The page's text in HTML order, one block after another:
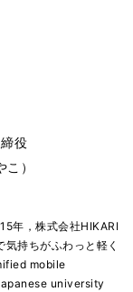
役
こ）
年，株式会社HIKARI
持ちがふわっと軽く
mobile
university